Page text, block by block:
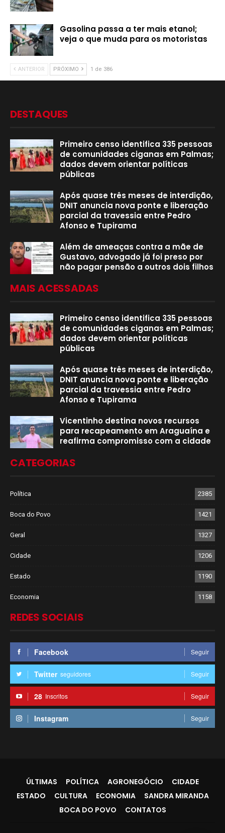
Gasolina passa a ter mais etanol;
veja o que muda para os motoristas
ANTERIOR PRÓXIMO 1 de 386
DESTAQUES
Primeiro censo identifica 335 pessoas
de comunidades ciganas em Palmas;
dados devem orientar políticas
públicas
Após quase três meses de interdição,
DNIT anuncia nova ponte e liberação
parcial da travessia entre Pedro
Afonso e Tupirama
Além de ameaças contra a mãe de
Gustavo, advogado já foi preso por
não pagar pensão a outros dois filhos
MAIS ACESSADAS
Primeiro censo identifica 335 pessoas
de comunidades ciganas em Palmas;
dados devem orientar políticas
públicas
Após quase três meses de interdição,
DNIT anuncia nova ponte e liberação
parcial da travessia entre Pedro
Afonso e Tupirama
Vicentinho destina novos recursos
para recapeamento em Araguaína e
reafirma compromisso com a cidade
CATEGORIAS
Política 2385
Boca do Povo 1421
Geral 1327
Cidade 1206
Estado 1190
Economia 1158
REDES SOCIAIS
Facebook Seguir
Twitter seguidores Seguir
28 Inscritos Seguir
Instagram Seguir
ÚLTIMAS POLÍTICA AGRONEGÓCIO
CIDADE
ESTADO
CULTURA ECONOMIA
SANDRA MIRANDA
BOCA DO POVO
CONTATOS